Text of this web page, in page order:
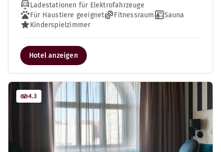
Ladestationen für Elektrofahrzeuge
Für Haustiere geeignet
Fitnessraum
Sauna
Kinderspielzimmer
Hotel anzeigen
4.3